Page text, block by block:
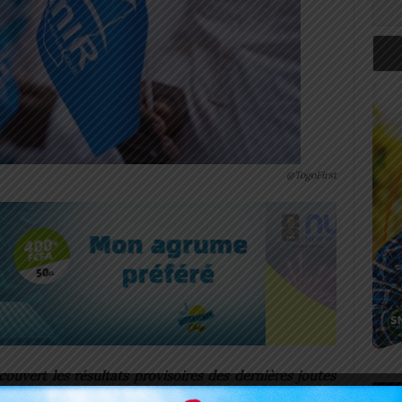
@TogoFirst
les résultats provisoires des dernières joutes
du 17 juillet, le parti au pouvoir, Union pour la